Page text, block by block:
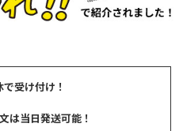
受け付け！
は当日発送可能！